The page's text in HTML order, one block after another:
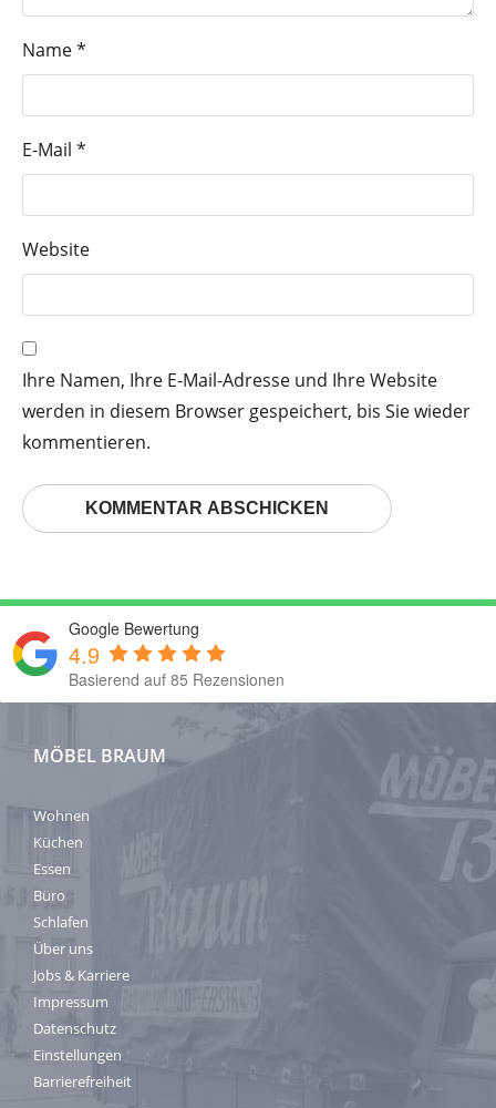
Name*
E-Mail *
Website
Ihre Namen, Ihre E-Mail-Adresse und Ihre Website
werden in diesem Browser gespeichert, bis Sie wieder
kommentieren.
Google Bewertung
4.9
Basierend auf 85 Rezensionen
MÖBEL BRAUM
Wohnen
Küchen
Essen
Büro
Schlafen
Über uns
Jobs & Karriere
Impressum
Datenschutz
Einstellungen
Barrierefreiheit